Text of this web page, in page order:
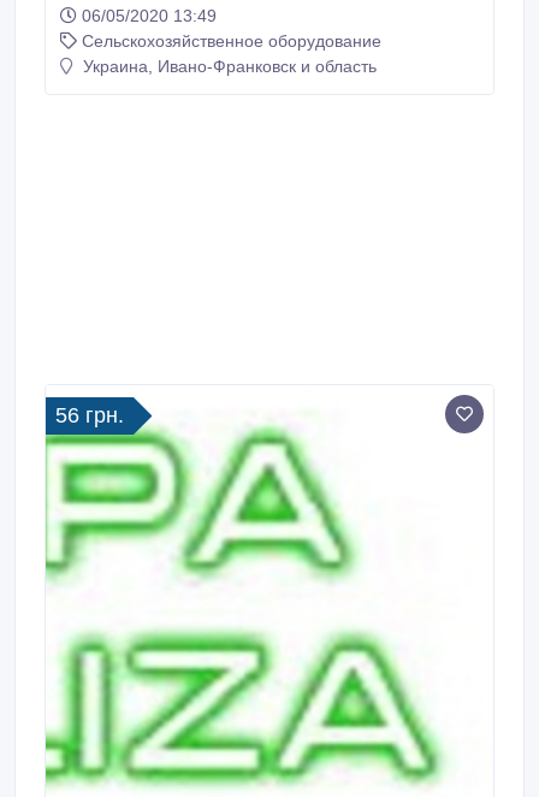
Конусная форма идеально подходит для
приготовления традиционного сыра "Рикотто".
Эффективна для качественного оттока сыворотки и
06/05/2020 13:49
Сельскохозяйственное оборудование
Украина, Ивано-Франковск и область
56 грн.